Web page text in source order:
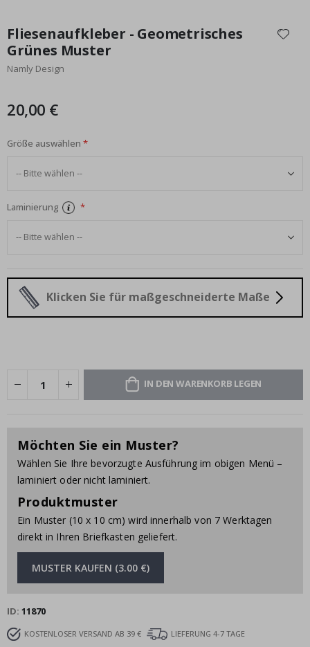
Anfang
der
Bildgalerie
springen
Fliesenaufkleber - Geometrisches
Grünes Muster
Namly Design
20,00 €
Größe auswählen
Laminierung
Klicken Sie für maßgeschneiderte Maße
IN DEN WARENKORB LEGEN
Möchten Sie ein Muster?
Wählen Sie Ihre bevorzugte Ausführung im obigen Menü –
laminiert oder nicht laminiert.
Produktmuster
Ein Muster (10 x 10 cm) wird innerhalb von 7 Werktagen
direkt in Ihren Briefkasten geliefert.
MUSTER KAUFEN (3.00 €)
ID 11870
KOSTENLOSER VERSAND AB 39 €
LIEFERUNG 4-7 TAGE